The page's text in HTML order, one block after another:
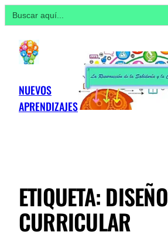
Buscar:
NUEVOS
APRENDIZAJES
ETIQUETA:DISEÑO
CURRICULAR